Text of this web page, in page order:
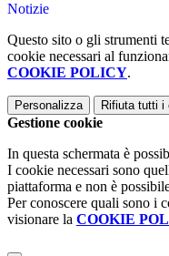
Notizie
Questo sito o gli strumenti
cookie necessari al
COOKIE POLICY.
Personalizza Rifiuta tutti i
Gestione cookie
In questa schermata è
I cookie necessari sono
piattaforma e non è
Per conoscere quali sono i
visionare la COOKIE